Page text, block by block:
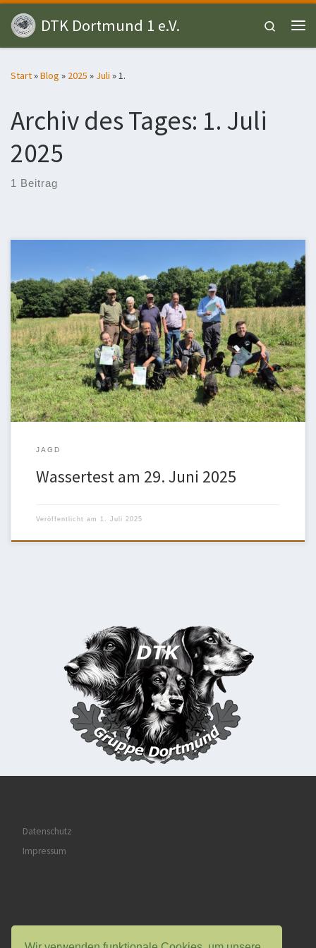
Zum Inhalt springen
DTK Dortmund 1 e.V.
Search
Start»Blog » 2025 » Juli »1.
Archiv des Tages: 1. Juli
2025
1 Beitrag
Bei sommerlichen Temperaturen nahmen fünf Teckel an unserem
Wassertest teil. Beim Wassertest wird eine erlegte Ente unter
Abgabe von zwei Schrotschüssen in tiefes Wasser geworfen. Nach
Abgabe der Schüsse wird der Teckel geschnallt, er schwimmt zur
Ente und bringt sie zum Hundeführer oder landet sie an. Alle
Teckel bestanden die […]
JAGD
Wassertest am 29. Juni 2025
Veröffentlicht am 1. Juli 2025
Datenschutz
Impressum